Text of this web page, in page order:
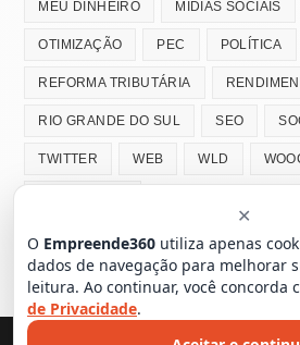
MEU DINHEIRO MÍDIAS SOCIAIS
OTIMIZAÇÃO PEC POLÍTICA
REFORMA TRIBUTÁRIA
RIO GRANDE DO SUL SEO
TWITTER WEB WLD
NOTÍCIAS
✕
O Empreende360 utiliza apenas
dados de navegação para melhorar
leitura. Ao continuar, você concorda
de Privacidade.